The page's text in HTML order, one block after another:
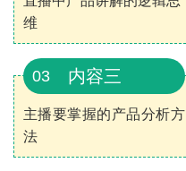
维
03 内容三
主播要掌握的产品分析方
法